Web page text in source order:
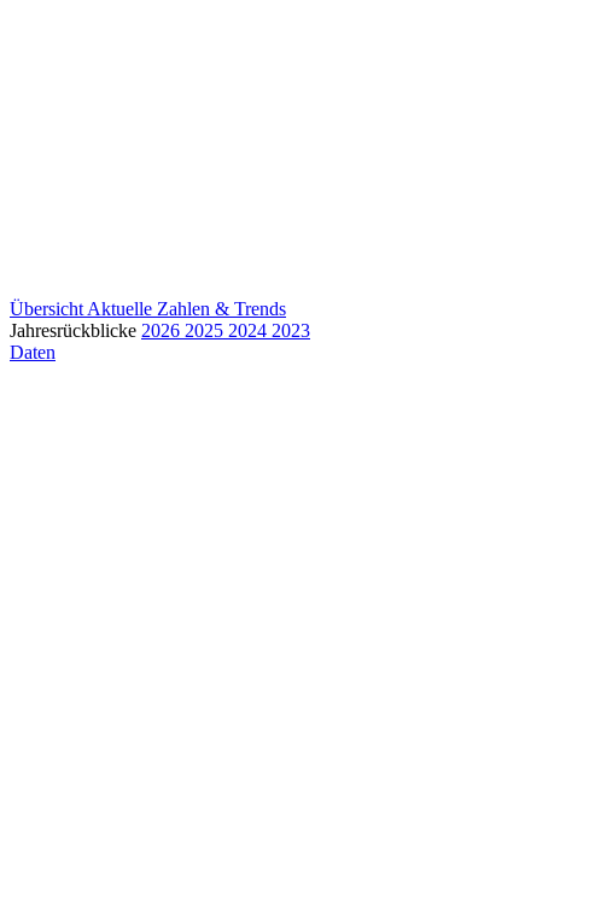
Übersicht Aktuelle Zahlen & Trends
Jahresrückblicke 2026 2025 2024 2023
Daten